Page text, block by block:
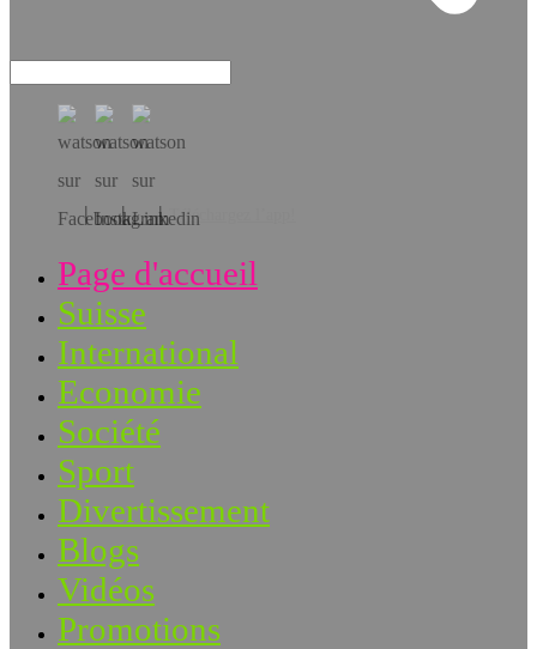
Téléchargez l’app!
Page d'accueil
Suisse
International
Economie
Société
Sport
Divertissement
Blogs
Vidéos
Promotions